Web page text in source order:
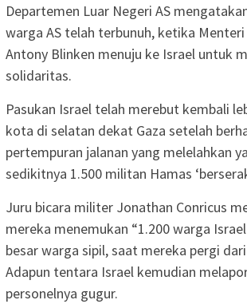
Departemen Luar Negeri AS
warga AS telah terbunuh, ketika
Antony Blinken menuju ke Israel untuk
solidaritas.
Pasukan Israel telah merebut kembali
kota di selatan dekat Gaza setelah
pertempuran jalanan yang melelahkan
sedikitnya 1.500 militan Hamas
Juru bicara militer Jonathan Conricus
mereka menemukan “1.200 warga
besar warga sipil, saat mereka pergi
Adapun tentara Israel kemudian
personelnya gugur.